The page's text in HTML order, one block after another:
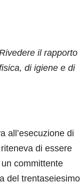
il rapporto
di igiene e di
all’esecuzione di
di essere
committente
del trentaseiesimo